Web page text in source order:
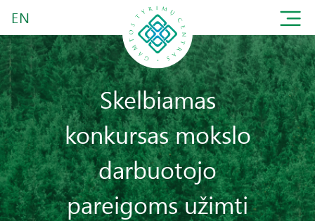
EN
Skelbiamas
konkursas mokslo
darbuotojo
pareigoms užimti